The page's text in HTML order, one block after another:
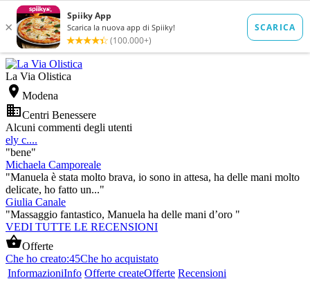
La Via Olistica
 Modena
Centri Benessere
Alcuni commenti degli utenti
ely c....
"bene"
Michaela Camporeale
"Manuela è stata molto brava, io sono in attesa, ha delle mani molto
delicate, ho fatto un..."
Giulia Canale
"Massaggio fantastico, Manuela ha delle mani d’oro "
VEDI TUTTE LE RECENSIONI
Offerte
Che ho creato:45Che ho acquistato
InformazioniInfo Offerte createOfferte Recensioni